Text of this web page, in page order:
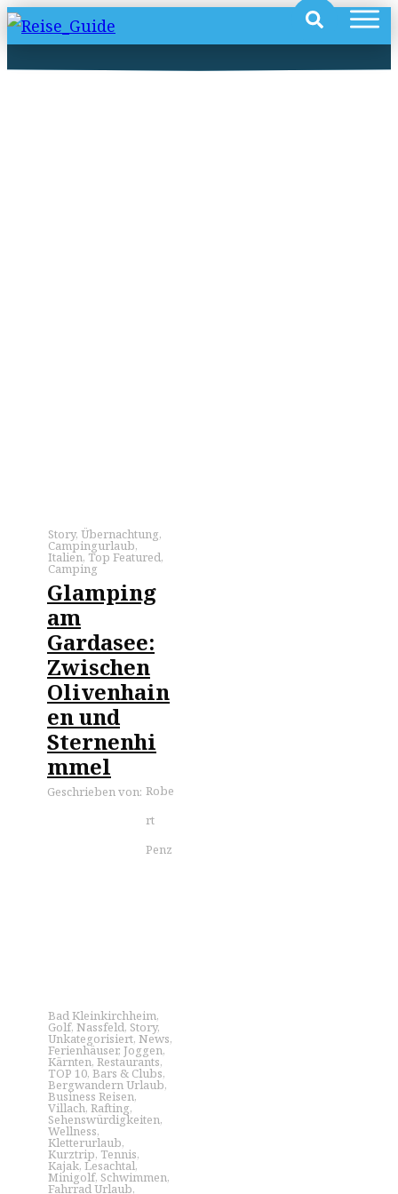
Story, Übernachtung,
Campingurlaub,
Italien, Top Featured,
Camping
Glamping
am
Gardasee:
Zwischen
Olivenhain
en und
Sternenhi
mmel
Geschrieben von: Robe
rt
Penz
Bad Kleinkirchheim,
Golf, Nassfeld, Story,
Unkategorisiert, News,
Ferienhäuser, Joggen,
Kärnten, Restaurants,
TOP 10, Bars & Clubs,
Bergwandern Urlaub,
Business Reisen,
Villach, Rafting,
Sehenswürdigkeiten,
Wellness,
Kletterurlaub,
Kurztrip, Tennis,
Kajak, Lesachtal,
Minigolf, Schwimmen,
Fahrrad Urlaub,